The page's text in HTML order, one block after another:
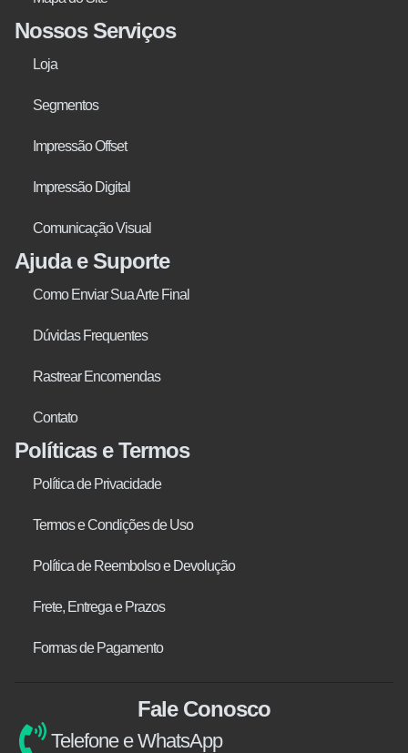
Nossos Serviços
Loja
Segmentos
Impressão Offset
Impressão Digital
Comunicação Visual
Ajuda e Suporte
Como Enviar Sua Arte Final
Dúvidas Frequentes
Rastrear Encomendas
Contato
Políticas e Termos
Política de Privacidade
Termos e Condições de Uso
Política de Reembolso e Devolução
Frete, Entrega e Prazos
Formas de Pagamento
Fale Conosco
Telefone e WhatsApp